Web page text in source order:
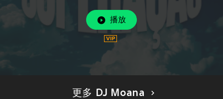
播放
更多 DJ Moana